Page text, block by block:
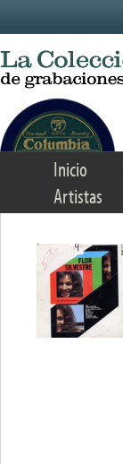
Inicio
Artistas